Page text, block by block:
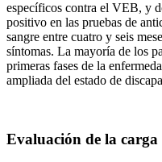
específicos contra el VEB, y
positivo en las pruebas de
sangre entre cuatro y seis
síntomas. La mayoría de los
primeras fases de la
ampliada del estado de
Evaluación de la